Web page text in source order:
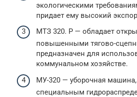
экологическими
придает ему высокий
МТЗ 320. Р — обладает
повышенными тягово-
предназначен для
коммунальном хозяйстве.
МУ-320 — уборочная
специальным